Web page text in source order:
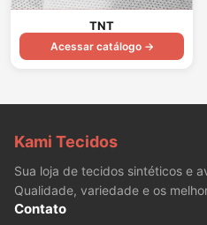
TNT
Acessar catálogo →
Kami Tecidos
Sua loja de tecidos sintéticos e
Qualidade, variedade e os
Contato